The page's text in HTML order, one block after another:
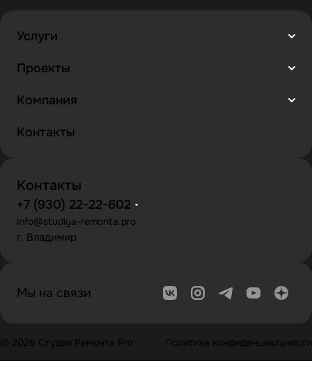
Услуги
Проекты
Компания
Контакты
Контакты
+7 (930) 22-22-602
info@studiya-remonta.pro
г. Владимир
Мы на связи
© 2026 Студия Ремонта Pro Политика конфиденциальности